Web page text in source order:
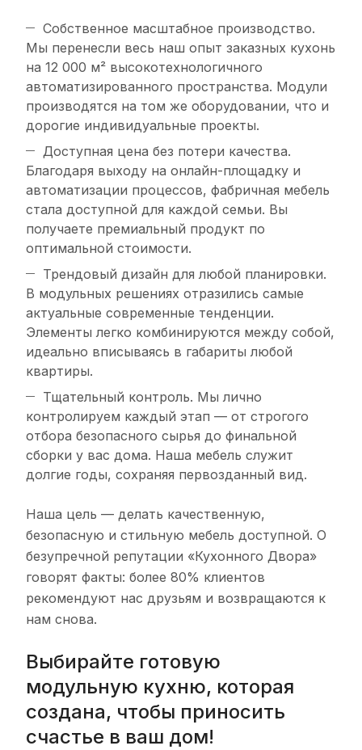
Собственное масштабное производство.
Мы перенесли весь наш опыт заказных кухонь
на 12 000 м² высокотехнологичного
автоматизированного пространства. Модули
производятся на том же оборудовании, что и
дорогие индивидуальные проекты.
Доступная цена без потери качества.
Благодаря выходу на онлайн-площадку и
автоматизации процессов, фабричная мебель
стала доступной для каждой семьи. Вы
получаете премиальный продукт по
оптимальной стоимости.
Трендовый дизайн для любой планировки.
В модульных решениях отразились самые
актуальные современные тенденции.
Элементы легко комбинируются между собой,
идеально вписываясь в габариты любой
квартиры.
Тщательный контроль. Мы лично
контролируем каждый этап — от строгого
отбора безопасного сырья до финальной
сборки у вас дома. Наша мебель служит
долгие годы, сохраняя первозданный вид.
Наша цель — делать качественную,
безопасную и стильную мебель доступной. О
безупречной репутации «Кухонного Двора»
говорят факты: более 80% клиентов
рекомендуют нас друзьям и возвращаются к
нам снова.
Выбирайте готовую
модульную кухню, которая
создана, чтобы приносить
счастье в ваш дом!